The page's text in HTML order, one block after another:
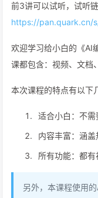
前3讲可以试听，试听链
https://pan.quark.cn/
欢迎学习给小白的《AI
课都包含：视频、文档
本次课程的特点有以下
适合小白：不需
内容丰富：涵盖
所有功能：都有
另外，本课程使用